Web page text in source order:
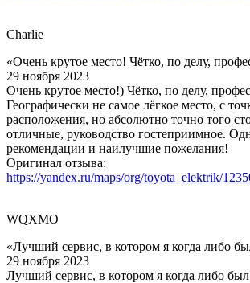
Charlie
«Очень крутое место! Чётко, по делу,
29 ноября 2023
Очень крутое место!) Чётко, по делу,
Географически не самое лёгкое место, с
расположения, но абсолютно точно того
отличные, руководство гостеприимное.
рекомендации и наилучшие пожелания!
Оригинал отзыва:
https://yandex.ru/maps/org/toyota_elektrik/
WQXMO
«Лучший сервис, в котором я когда либо
29 ноября 2023
Лучший сервис, в котором я когда либо